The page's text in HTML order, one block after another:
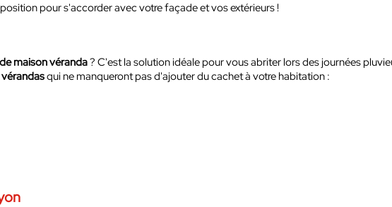
pour s'accorder avec votre façade et vos extérieurs !
maison véranda? C'est la solution idéale pour vous abriter lors des journées
vérandasqui ne manqueront pas d'ajouter du cachet à votre habitation :